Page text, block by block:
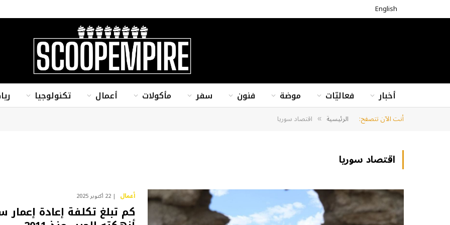
English
أخبار فعاليّات موضة فنون سفر مأكولات أعمال تكنولوجيا
أنت الآن تتصفح: الرئيسية » اقتصاد سوريا
اقتصاد سوريا
أعمال 22 أكتوبر 2025
كم تبلغ تكلفة إعادة إعمار